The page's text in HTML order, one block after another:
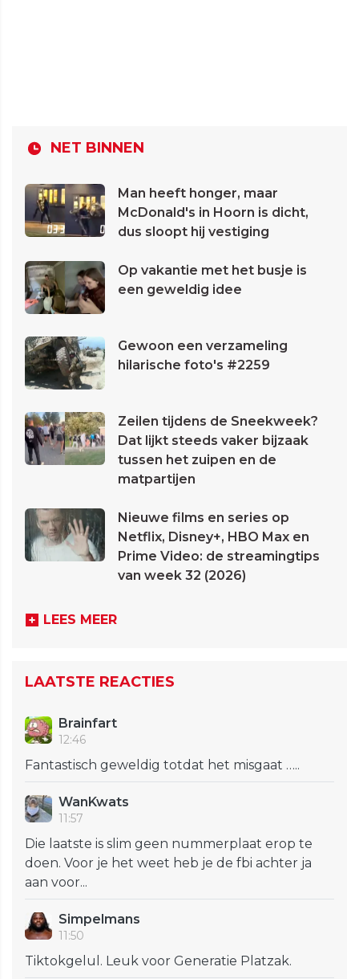
NET BINNEN
Man heeft honger, maar
McDonald's in Hoorn is dicht,
dus sloopt hij vestiging
Op vakantie met het busje is
een geweldig idee
Gewoon een verzameling
hilarische foto's #2259
Zeilen tijdens de Sneekweek?
Dat lijkt steeds vaker bijzaak
tussen het zuipen en de
matpartijen
Nieuwe films en series op
Netflix, Disney+, HBO Max en
Prime Video: de streamingtips
van week 32 (2026)
LEES MEER
LAATSTE REACTIES
Brainfart
12:46
Fantastisch geweldig totdat het misgaat …..
WanKwats
11:57
Die laatste is slim geen nummerplaat erop te
doen. Voor je het weet heb je de fbi achter ja
aan voor...
Simpelmans
11:50
Tiktokgelul. Leuk voor Generatie Platzak.